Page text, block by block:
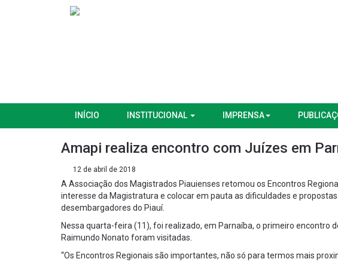
INÍCIO INSTITUCIONAL IMPRENSA
Amapi realiza encontro com Juízes em
12 de abril de 2018
A Associação dos Magistrados Piauienses retomou os Encontros
interesse da Magistratura e colocar em pauta as dificuldades e
desembargadores do Piauí.
Nessa quarta-feira (11), foi realizado, em Parnaíba, o primeiro encontro
Raimundo Nonato foram visitadas.
“Os Encontros Regionais são importantes, não só para termos mais